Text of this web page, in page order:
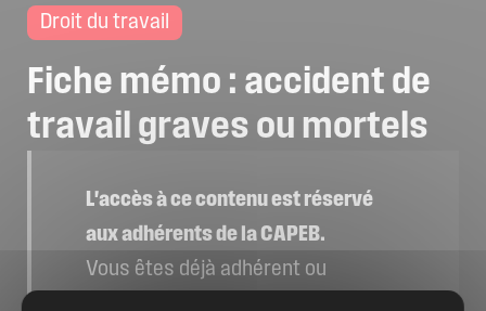
Nos partenaires
Billetterie
Droit du travail
Fiche mémo : accident de
travail graves ou mortels
L'accès à ce contenu est réservé
aux adhérents de la CAPEB.
Vous êtes déjà adhérent ou